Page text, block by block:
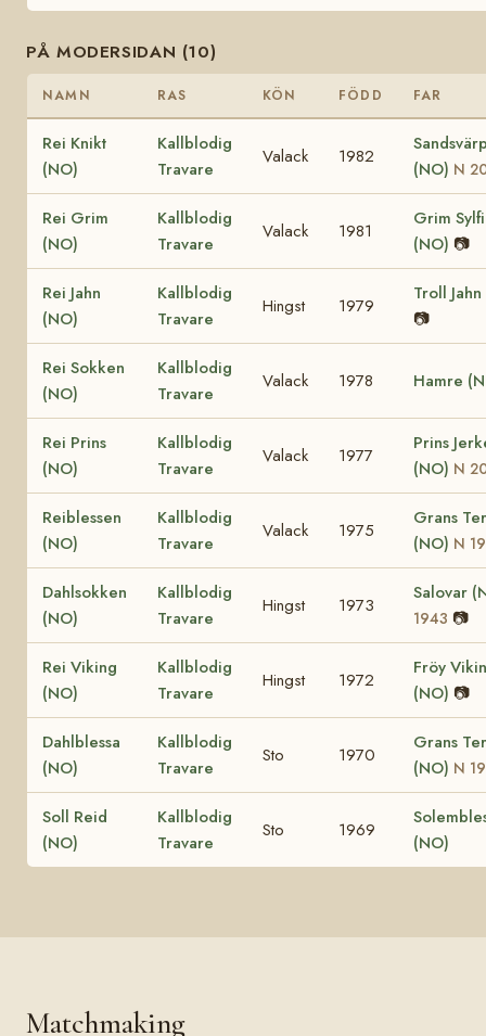
PÅ MODERSIDAN (10)
NAMN RAS KÖN FÖDD FAR
Rei Knikt
(NO)
Kallblodig
Travare
Valack 1982
(NO) N
Rei Grim
(NO)
Kallblodig
Travare
Valack 1981
Grim
(NO) 📷
Rei Jahn
(NO)
Kallblodig
Travare
Hingst 1979
Troll
📷
Rei Sokken
(NO)
Kallblodig
Travare
Valack 1978 Hamre
Rei Prins
(NO)
Kallblodig
Travare
Valack 1977
Prins
(NO) N
Reiblessen
(NO)
Kallblodig
Travare
Valack 1975
Grans
(NO) N
Dahlsokken
(NO)
Kallblodig
Travare
Hingst 1973
Salovar
1943 📷
Rei Viking
(NO)
Kallblodig
Travare
Hingst 1972
Fröy
(NO) 📷
Dahlblessa
(NO)
Kallblodig
Travare
Sto 1970
Grans
(NO) N
Soll Reid
(NO)
Kallblodig
Travare
Sto 1969
(NO)
Matchmaking